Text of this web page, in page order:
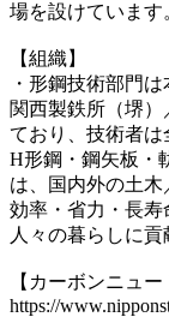
場を設けています
【組織】
・形鋼技術部門
関西製鉄所（堺
ており、技術者は
H形鋼・鋼矢板・
は、国内外の土
効率・省力・長寿
人々の暮らしに貢
【カーボンニュ
https://